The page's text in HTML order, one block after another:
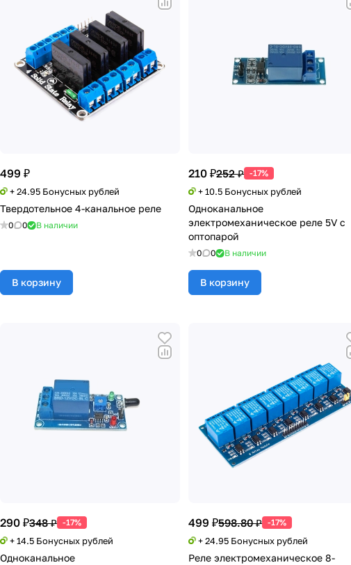
499 ₽
+ 24.95 Бонусных рублей
Твердотельное 4-канальное реле
0 0 В наличии
В корзину
210 ₽252 ₽ -17%
+ 10.5 Бонусных рублей
Одноканальное
электромеханическое реле 5V с
оптопарой
0 0 В наличии
В корзину
290 ₽348 ₽ -17%
+ 14.5 Бонусных рублей
Одноканальное
499 ₽598.80 ₽ -17%
+ 24.95 Бонусных рублей
Реле электромеханическое 8-